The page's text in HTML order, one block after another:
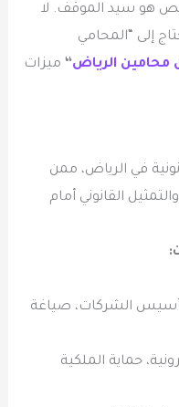
هو سيد الموقف. لا
إلى “المحامي
محامين الرياض“ ميزات
في الرياض، ممن
القانوني أمام
الشركات، صياغة
حماية الملكية